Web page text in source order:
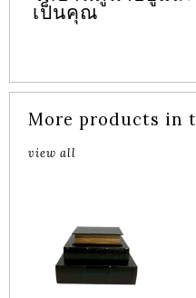
เป็นคุณ
More products in
view all